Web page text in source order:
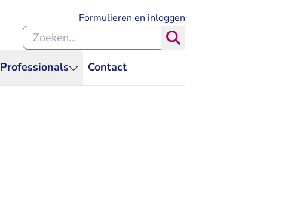
Professionals Contact
Formulieren en inloggen
Zoeken binnen de Rechtspraak